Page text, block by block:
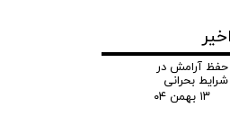
حفظ آرامش در
شرایط بحرانی
۱۳ بهمن ۰۴